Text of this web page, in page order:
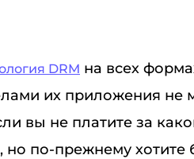
DRM на всех
их приложения не
вы не платите за
по-прежнему хотите